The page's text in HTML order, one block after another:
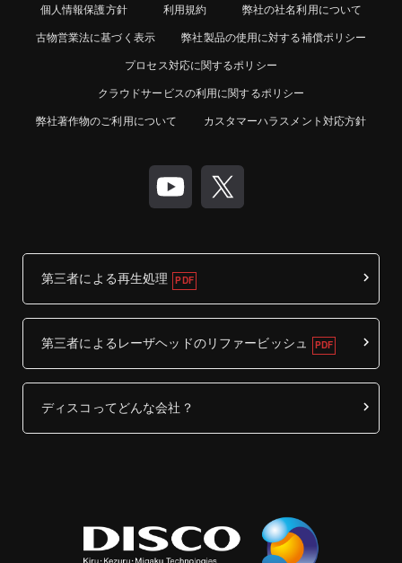
個人情報保護方針 利用規約
弊社の社名利用について
古物営業法に基づく表示
弊社製品の使用に対する補償ポリシー
プロセス対応に関するポリシー
クラウドサービスの利用に関するポリシー
弊社著作物のご利用について
カスタマーハラスメント対応方針
第三者による再生処理
第三者によるレーザヘッドのリファービッシュ
ディスコってどんな会社？